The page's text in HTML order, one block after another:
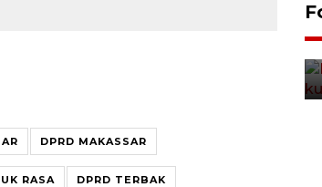
DPRD MAKASSAR
RASA DPRD TERBAK